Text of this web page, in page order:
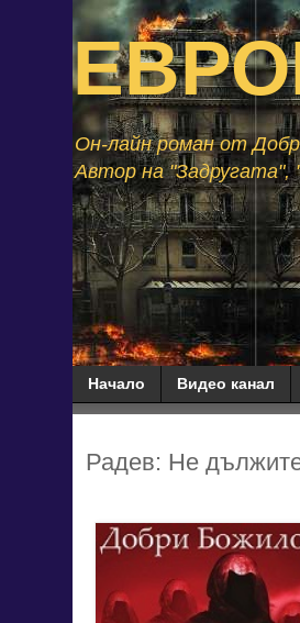
Он-лайн роман от
Автор на
Начало Видео канал
Радев: Не дължите